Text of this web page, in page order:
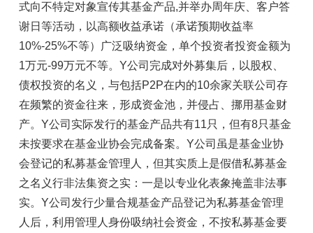
式向不特定对象宣传其基金产品,并举办周年庆、客户答
谢日等活动，以高额收益承诺（承诺预期收益率
10%-25%不等）广泛吸纳资金，单个投资者投资金额为
1万元-99万元不等。Y公司完成对外募集后，以股权、
债权投资的名义，与包括P2P在内的10余家关联公司存
在频繁的资金往来，形成资金池，并侵占、挪用基金财
产。Y公司实际发行的基金产品共有11只，但有8只基金
未按要求在基金业协会完成备案。Y公司虽是基金业协
会登记的私募基金管理人，但其实质上是假借私募基金
之名义行非法集资之实：一是以专业化表象掩盖非法事
实。Y公司发行少量合规基金产品登记为私募基金管理
人后，利用管理人身份吸纳社会资金，不按私募基金要